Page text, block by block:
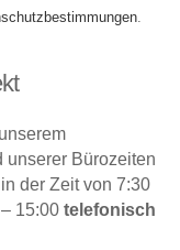
.
unserer Bürozeiten
der Zeit von 7:30
15:00 telefonisch